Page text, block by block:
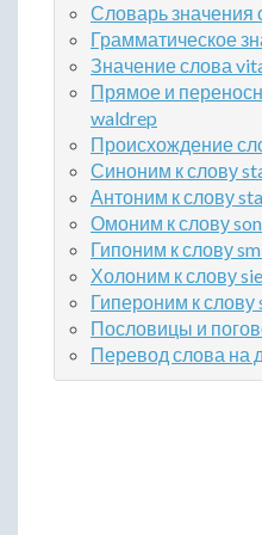
Словарь значения
Грамматическое
Значение слова
Прямое и
waldrep
Происхождение
Синоним к слову
Антоним к слову
Омоним к слову
Гипоним к слову
Холоним к слову
Гипероним к слову
Пословицы и
Перевод слова на